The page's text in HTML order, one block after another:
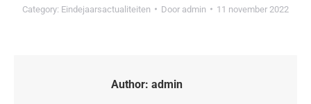
Category: Eindejaarsactualiteiten Door admin 11 november 2022
Author: admin